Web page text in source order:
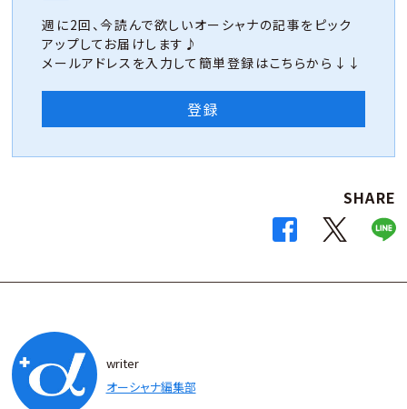
週に2回、今読んで欲しいオーシャナの記事をピック
アップしてお届けします♪
メールアドレスを入力して簡単登録はこちらから↓↓
登録
SHARE
writer
オーシャナ編集部